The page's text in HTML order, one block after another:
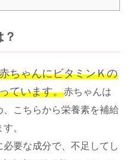
ちゃんにビタミンＫの
ています。赤ちゃんは
こちらから栄養素を補給
。
要な成分で、不足してし